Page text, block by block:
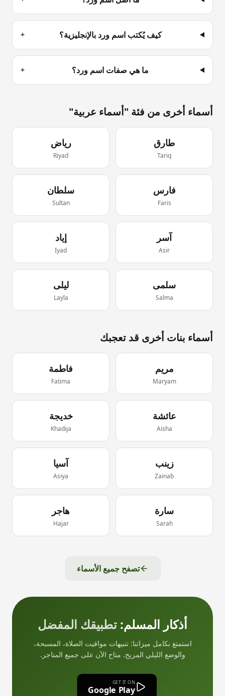
كيف يُكتب اسم ورد بالإنجليزية؟ +
ما هي صفات اسم ورد؟ +
أسماء أخرى من فئة "أسماء عربية"
طارق
Tariq
رياض
Riyad
فارس
Faris
سلطان
Sultan
آسر
Asir
إياد
Iyad
سلمى
Salma
ليلى
Layla
أسماء بنات أخرى قد تعجبك
مريم
Maryam
فاطمة
Fatima
عائشة
Aisha
خديجة
Khadija
زينب
Zainab
آسيا
Asiya
سارة
Sarah
هاجر
Hajar
تصفح جميع الأسماء
أذكار المسلم: تطبيقك المفضل
استمتع بكامل ميزاتنا: تنبيهات مواقيت الصلاة، المسبحة،
والوضع الليلي المريح. متاح الآن على جميع المتاجر.
GET IT ON
Google Play